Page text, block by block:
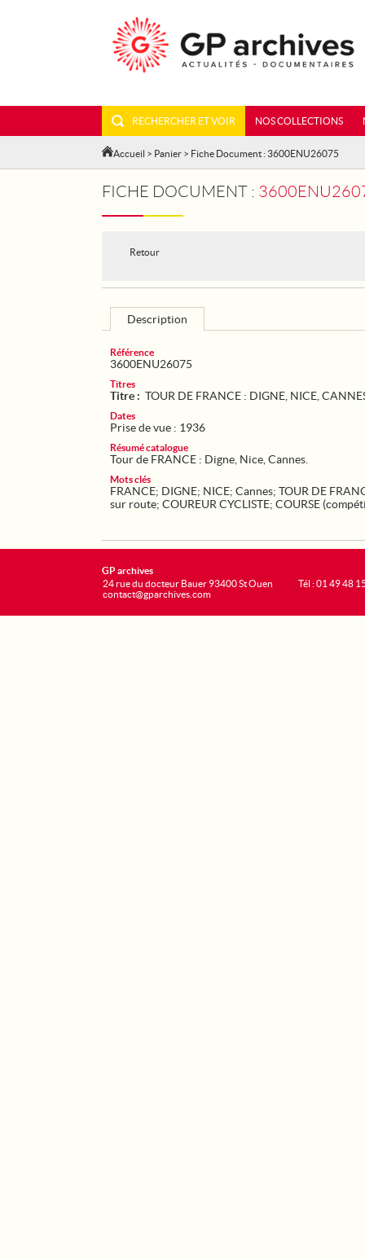
RECHERCHER ET VOIR NOS COLLECTIONS
Accueil > Panier > Fiche Document : 3600ENU26075
FICHE DOCUMENT :
Retour
Description
Référence
3600ENU26075
Titres
Titre : TOUR DE FRANCE : DIGNE, NICE,
Dates
Prise de vue : 1936
Résumé catalogue
Tour de FRANCE : Digne, Nice, Cannes.
Mots clés
FRANCE; DIGNE; NICE; Cannes; TOUR DE
sur route; COUREUR CYCLISTE; COURSE
GP archives
24 rue du docteur Bauer 93400 St Ouen
contact@gparchives.com
Tél : 01 49 48